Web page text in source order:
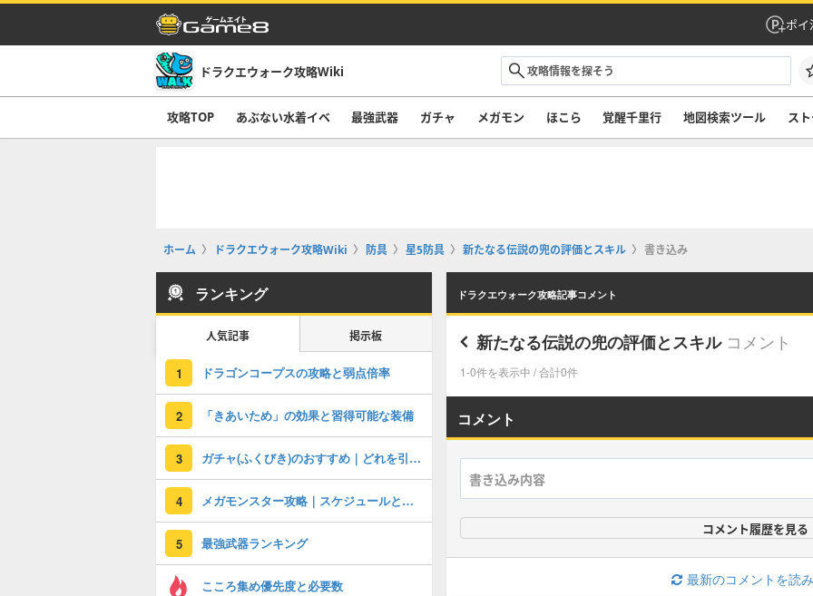
ポイ
ドラクエウォーク攻略Wiki
攻略TOP あぶない水着イベ 最強武器 ガチャ メガモン ほこら 覚醒千里行 地図検索ツール ス
ホーム ドラクエウォーク攻略Wiki 防具 星5防具 新たなる伝説の兜の評価とスキル 書き込み
ドラクエウォーク攻略記事コメント
新たなる伝説の兜の評価とスキル コメント
1-0件を表示中 / 合計0件
コメント
コメント履歴を見る
最新のコメントを読
ランキング
人気記事 掲示板
1 ドラゴンコープスの攻略と弱点倍率
2 「きあいため」の効果と習得可能な装備
3 ガチャ(ふくびき)のおすすめ｜どれを引くべき？
4 メガモンスター攻略｜スケジュールとこころ優先度
5 最強武器ランキング
こころ集め優先度と必要数